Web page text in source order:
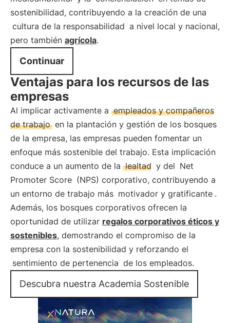
sostenibilidad, contribuyendo a la creación de una
cultura de la responsabilidad a nivel local y nacional,
pero también agrícola.
Continuar
Ventajas para los recursos de las
empresas
Al implicar activamente a empleados y compañeros
de trabajo en la plantación y gestión de los bosques
de la empresa, las empresas pueden fomentar un
enfoque más sostenible del trabajo. Esta implicación
conduce a un aumento de la lealtad y del Net
Promoter Score (NPS) corporativo, contribuyendo a
un entorno de trabajo más motivador y gratificante .
Además, los bosques corporativos ofrecen la
oportunidad de utilizar regalos corporativos éticos y
sostenibles, demostrando el compromiso de la
empresa con la sostenibilidad y reforzando el
sentimiento de pertenencia de los empleados.
Descubra nuestra Academia Sostenible